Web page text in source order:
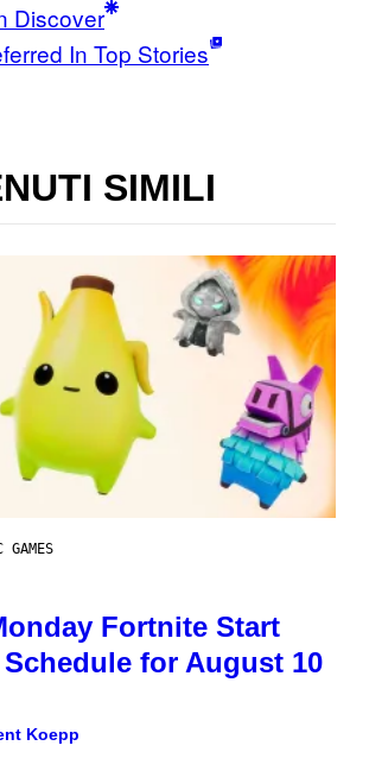
Discover
In Top Stories
SIMILI
GAMES
Fortnite Start
for August 10
Koepp